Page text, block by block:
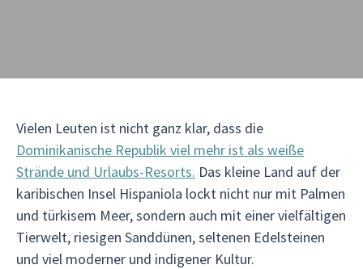
Vielen Leuten ist nicht ganz klar, dass die
Dominikanische Republik viel mehr ist als weiße
Strände und Urlaubs-Resorts. Das kleine Land auf der
karibischen Insel Hispaniola lockt nicht nur mit Palmen
und türkisem Meer, sondern auch mit einer vielfältigen
Tierwelt, riesigen Sanddünen, seltenen Edelsteinen
und viel moderner und indigener Kultur.